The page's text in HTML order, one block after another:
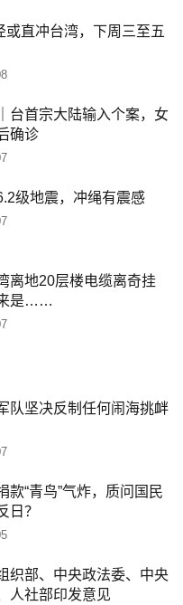
或直冲台湾，下周三至五
台首宗大陆输入个案，女
确诊
级地震，冲绳有震感
离地20层楼电缆离奇挂
是……
队坚决反制任何闹海挑衅
款“青鸟”气炸，质问国民
日？
织部、中央政法委、中央
人社部印发意见